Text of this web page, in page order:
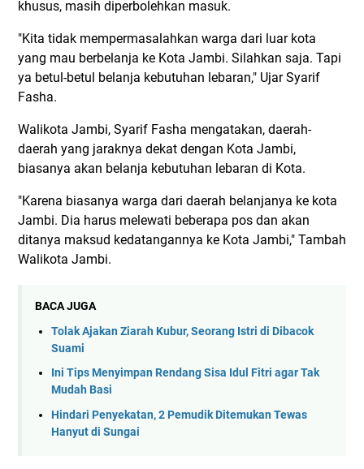
khusus, masih diperbolehkan masuk.
"Kita tidak mempermasalahkan warga dari luar kota
yang mau berbelanja ke Kota Jambi. Silahkan saja. Tapi
ya betul-betul belanja kebutuhan lebaran," Ujar Syarif
Fasha.
Walikota Jambi, Syarif Fasha mengatakan, daerah-
daerah yang jaraknya dekat dengan Kota Jambi,
biasanya akan belanja kebutuhan lebaran di Kota.
"Karena biasanya warga dari daerah belanjanya ke kota
Jambi. Dia harus melewati beberapa pos dan akan
ditanya maksud kedatangannya ke Kota Jambi," Tambah
Walikota Jambi.
BACA JUGA
Tolak Ajakan Ziarah Kubur, Seorang Istri di Dibacok
Suami
Ini Tips Menyimpan Rendang Sisa Idul Fitri agar Tak
Mudah Basi
Hindari Penyekatan, 2 Pemudik Ditemukan Tewas
Hanyut di Sungai